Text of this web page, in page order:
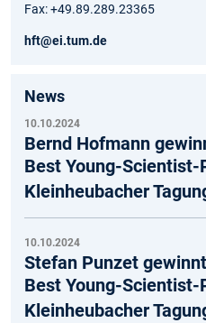
Fax: +49.89.289.23365
hft@ei.tum.de
News
10.10.2024
Bernd Hofmann
Best Young-
Kleinheubacher
10.10.2024
Stefan Punzet
Best Young-
Kleinheubacher